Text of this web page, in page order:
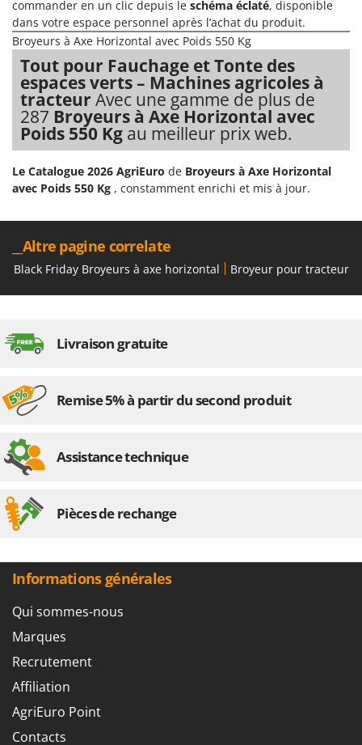
Worx
Y Yard Force
Z
Zanon
Zephir
ZGrills
Zodiac
Zomax
commander en un clic depuis le schéma éclaté, disponible
dans votre espace personnel après l’achat du produit.
Broyeurs à Axe Horizontal avec Poids 550 Kg
Tout pour Fauchage et Tonte des
espaces verts – Machines agricoles à
tracteur Avec une gamme de plus de
287 Broyeurs à Axe Horizontal avec
Poids 550 Kg au meilleur prix web.
Le Catalogue 2026 AgriEuro de Broyeurs à Axe Horizontal
avec Poids 550 Kg , constamment enrichi et mis à jour.
__Altre pagine correlate
Black Friday Broyeurs à axe horizontal Broyeur pour tracteur
Livraison gratuite
Remise 5% à partir du second produit
Assistance technique
Pièces de rechange
Informations générales
Qui sommes-nous
Marques
Recrutement
Affiliation
AgriEuro Point
Contacts